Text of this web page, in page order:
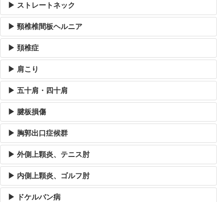
▶ ストレートネック
▶ 頸椎椎間板ヘルニア
▶ 頚椎症
▶ 肩こり
▶ 五十肩・四十肩
▶ 腱板損傷
▶ 胸郭出口症候群
▶ 外側上顆炎、テニス肘
▶ 内側上顆炎、ゴルフ肘
▶ ドケルバン病